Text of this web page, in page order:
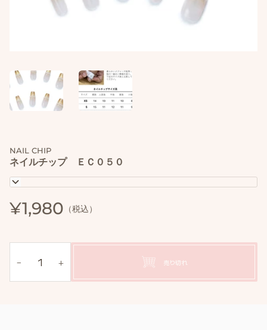
NAIL CHIP
ネイルチップ ＥＣ０５０
XS
¥1,980
− + 売り切れ